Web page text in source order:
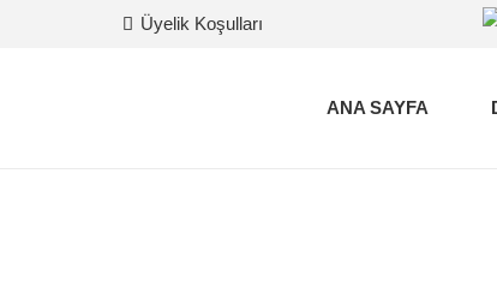
Üyelik Koşulları
ANA SAYFA